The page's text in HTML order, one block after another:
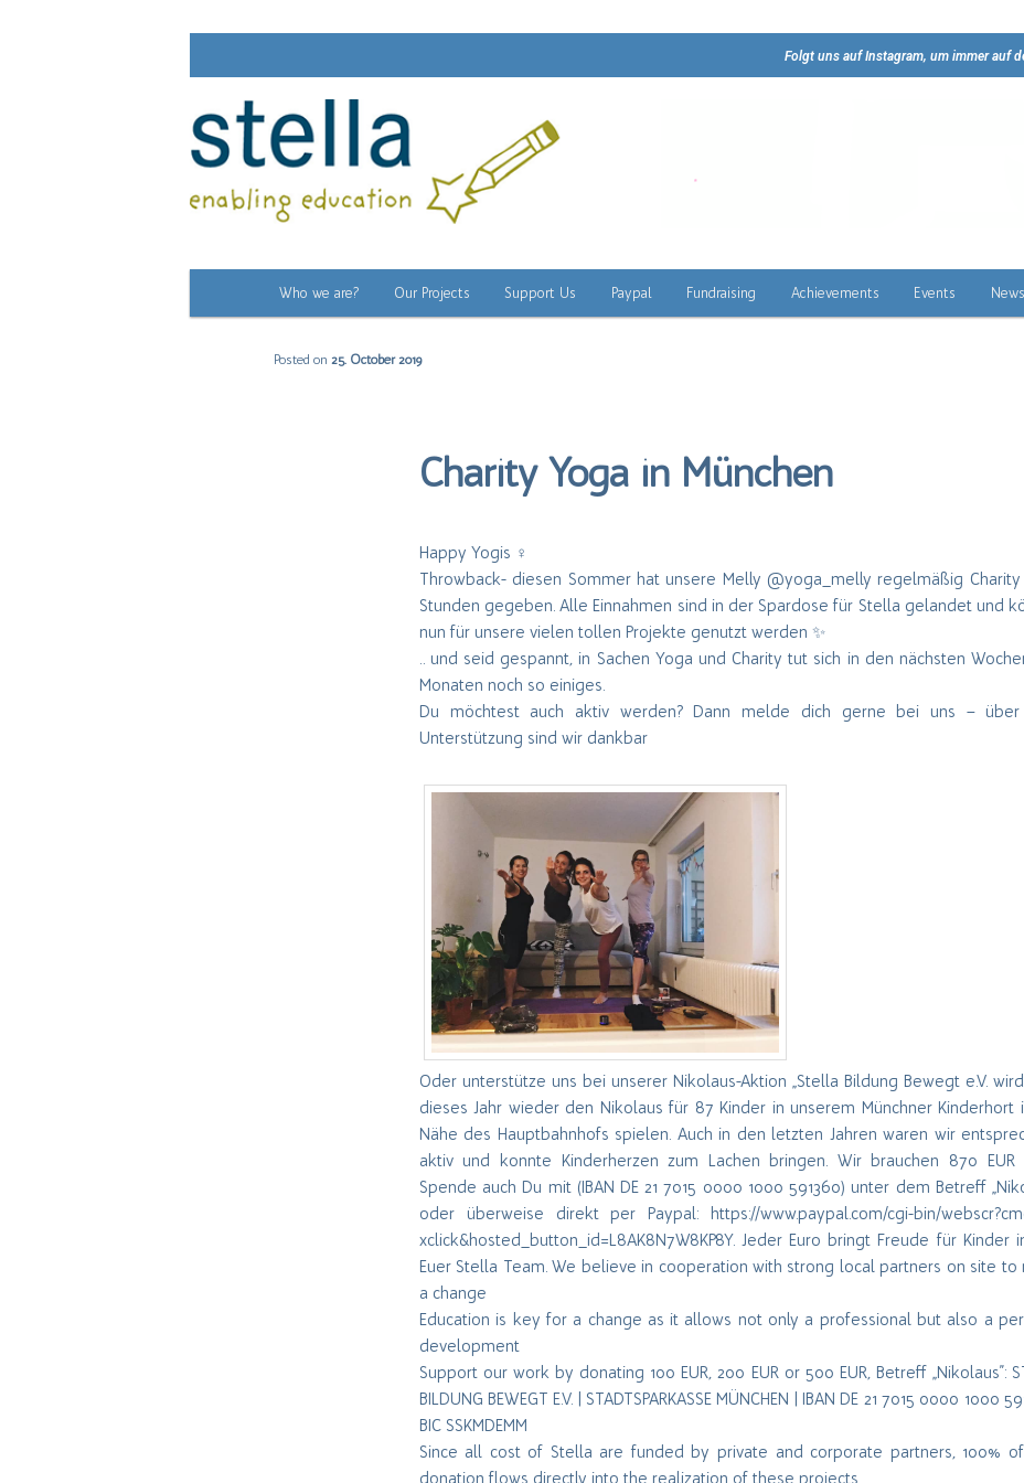
Folgt uns auf Instagram, um immer auf
Skip
to
Who we are? Our Projects Support Us Paypal Fundraising Achievements Events News
Charity Yoga in München
Posted on 25. October 2019
Happy Yogis ‍♀️
Throwback- diesen Sommer hat unsere Melly @yoga_melly regelmäßig Charity
Stunden gegeben. Alle Einnahmen sind in der Spardose für Stella gelandet und
nun für unsere vielen tollen Projekte genutzt werden ✨
… und seid gespannt, in Sachen Yoga und Charity tut sich in den nächsten
Monaten noch so einiges.
Du möchtest auch aktiv werden? Dann melde dich gerne bei uns –
Unterstützung sind wir dankbar
Oder unterstütze uns bei unserer Nikolaus-Aktion „Stella Bildung Bewegt e.V.
dieses Jahr wieder den Nikolaus für 87 Kinder in unserem Münchner Kinderhort
Nähe des Hauptbahnhofs spielen. Auch in den letzten Jahren waren wir
aktiv und konnte Kinderherzen zum Lachen bringen. Wir brauchen 870 EUR
Spende auch Du mit (IBAN DE 21 7015 0000 1000 591360) unter dem Betreff
oder überweise direkt per Paypal: https://www.paypal.com/cgi-bin/
xclick&hosted_button_id=L8AK8N7W8KP8Y. Jeder Euro bringt Freude für Kinder
Euer Stella Team. We believe in cooperation with strong local partners on site to
a change
Education is key for a change as it allows not only a professional but also a
development
Support our work by donating 100 EUR, 200 EUR or 500 EUR, Betreff „Nikolaus”:
BILDUNG BEWEGT E.V. | STADTSPARKASSE MÜNCHEN | IBAN DE 21 7015 0000 1000
BIC SSKMDEMM
Since all cost of Stella are funded by private and corporate partners, 100%
donation flows directly into the realization of these projects